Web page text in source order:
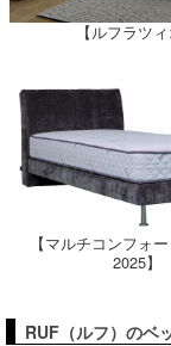
【ルフラツィ
【マルチコンフォ
2025】
RUF（ルフ）のベ